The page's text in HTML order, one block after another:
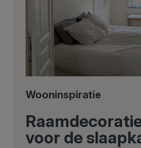
Wooninspiratie
voor de